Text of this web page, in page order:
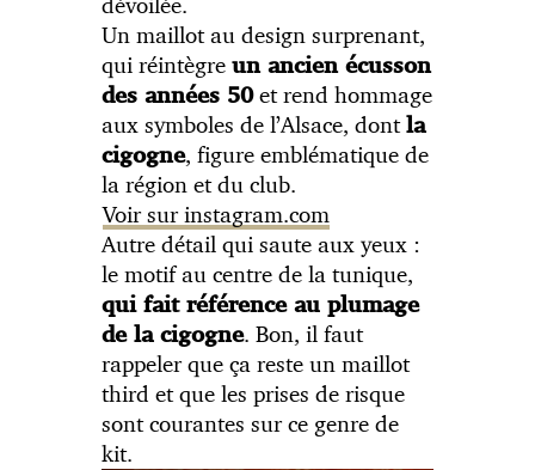
Un maillot au design surprenant,
qui réintègre un ancien écusson
des années 50et rend hommage
aux symboles de l’Alsace, dontla
cigogne, figure emblématique de
la région et du club.
Voir sur instagram.com
Autre détail qui saute aux yeux :
le motif au centre de la tunique,
qui fait référence au plumage
de la cigogne. Bon, il faut
rappeler que ça reste un maillot
third et que les prises de risque
sont courantes sur ce genre de
kit.